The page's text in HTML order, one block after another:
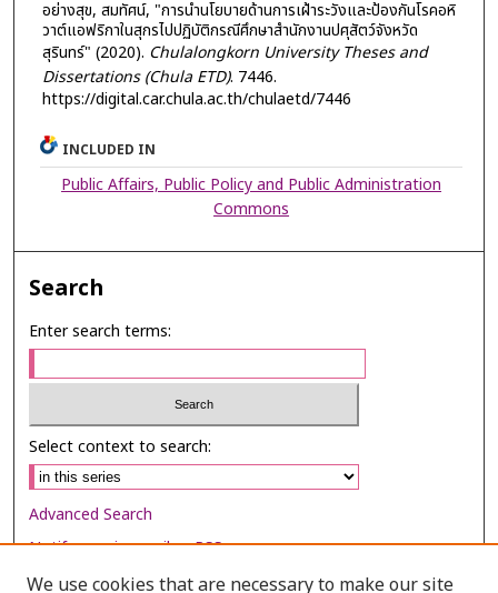
อย่างสุข, สมทัศน์, "การนำนโยบายด้านการเฝ้าระวังและป้องกันโรคอหิ
วาต์แอฟริกาในสุกรไปปฏิบัติกรณีศึกษาสำนักงานปศุสัตว์จังหวัด
สุรินทร์" (2020). Chulalongkorn University Theses and
Dissertations (Chula ETD). 7446.
https://digital.car.chula.ac.th/chulaetd/7446
INCLUDED IN
Public Affairs, Public Policy and Public Administration
Commons
Search
Enter search terms:
Select context to search:
Advanced Search
Notify me via email orRSS
We use cookies that are necessary to make our site